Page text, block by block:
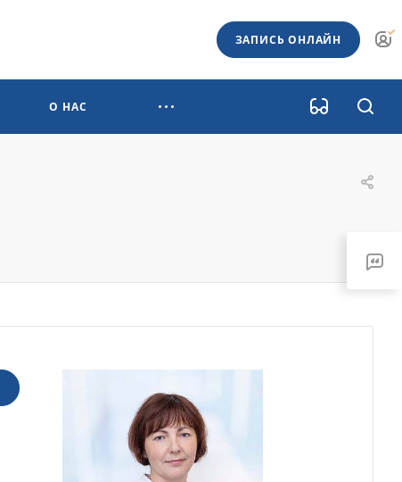
ЗАПИСЬ ОНЛАЙН
О НАС